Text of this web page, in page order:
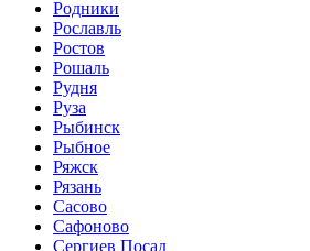
Родники
Рославль
Ростов
Рошаль
Рудня
Руза
Рыбинск
Рыбное
Ряжск
Рязань
Сасово
Сафоново
Сергиев Посад